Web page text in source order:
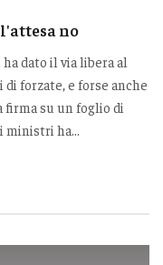
no
dato il via libera al
forzate, e forse anche
firma su un foglio di
ha...